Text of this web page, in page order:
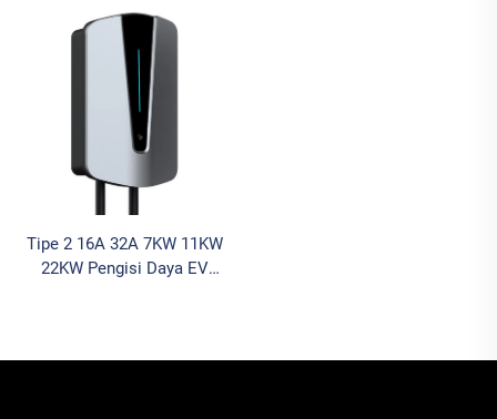
untuk Mobil Listrik
Tipe 2 16A 32A 7KW 11KW
22KW Pengisi Daya EV